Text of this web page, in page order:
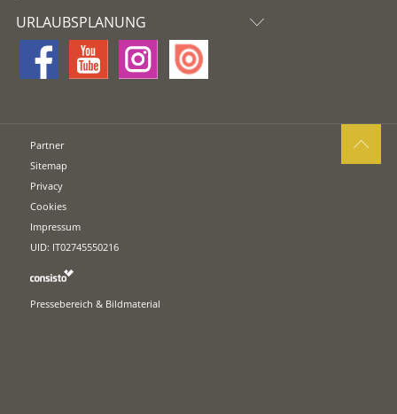
URLAUBSPLANUNG
Partner
Sitemap
Privacy
Cookies
Impressum
UID: IT02745550216
Pressebereich & Bildmaterial